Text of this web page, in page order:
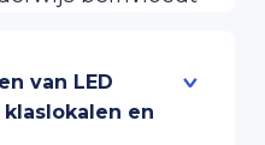
Licht stuurt via
de hersenen
van LED
en